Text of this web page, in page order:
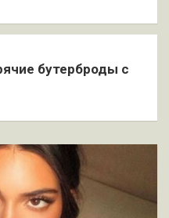
бутерброды с